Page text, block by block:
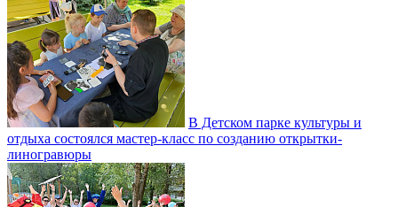
В Детском парке культуры и
отдыха состоялся мастер-класс по созданию открытки-
линогравюры